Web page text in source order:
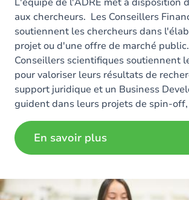
aux chercheurs. Les Conseillers
soutiennent les chercheurs dans
projet ou d'une offre de marché
Conseillers scientifiques soutiennent
pour valoriser leurs résultats de
support juridique et un Business
guident dans leurs projets de spin-
licences.
En savoir plus
Image